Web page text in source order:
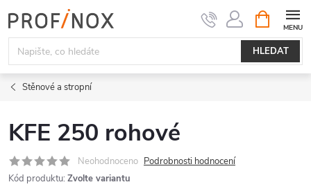
na
obsah
HLEDAT
NÁKUPNÍ
KOŠÍK
Stěnové a stropní
KFE 250 rohové
Neohodnoceno Podrobnosti hodnocení
Kód produktu: Zvolte variantu